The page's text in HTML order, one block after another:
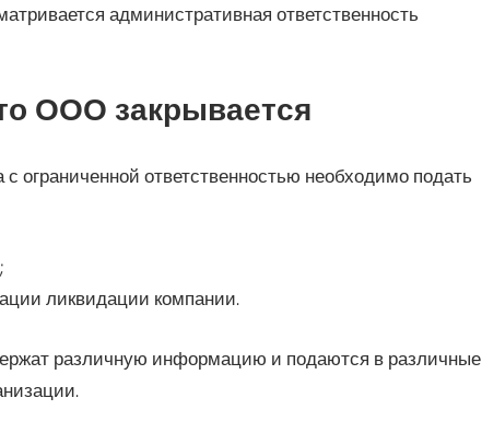
административная ответственность
ООО закрывается
ограниченной ответственностью необходимо подать
ликвидации компании.
различную информацию и подаются в различные